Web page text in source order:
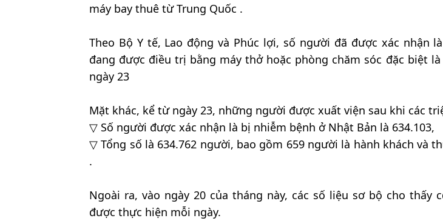
máy bay thuê từ Trung Quốc .
Theo Bộ Y tế, Lao động và Phúc lợi, số người đã được xác nhận
đang được điều trị bằng máy thở hoặc phòng chăm sóc đặc biệt
ngày 23
Mặt khác, kể từ ngày 23, những người được xuất viện sau khi các
▽ Số người được xác nhận là bị nhiễm bệnh ở Nhật Bản là 634.103,
▽ Tổng số là 634.762 người, bao gồm 659 người là hành khách và
.
Ngoài ra, vào ngày 20 của tháng này, các số liệu sơ bộ cho thấy
được thực hiện mỗi ngày.